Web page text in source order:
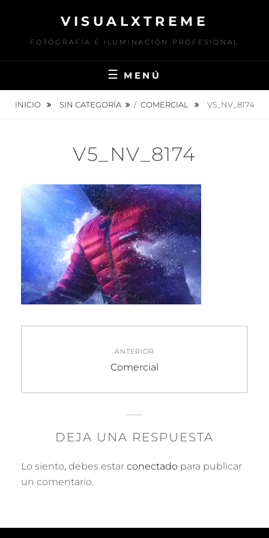
contenido
VISUALXTREME
FOTOGRAFÍA E ILUMINACIÓN PROFESIONAL
MENÚ
INICIO SIN CATEGORÍA / COMERCIAL V5_NV_8174
V5_NV_8174
entradas
ANTERIOR
Entrada
Comercial
DEJA UNA RESPUESTA
Lo siento, debes estar conectado para publicar
un comentario.